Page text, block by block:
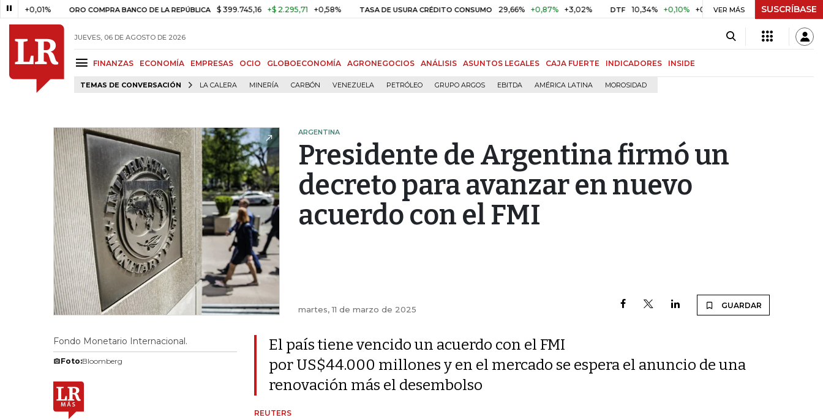
ORO COMPRA BANCO DE LA REPÚBLICA $ 399.745,16 +$ 2.295,71 +0,58% TASA DE USURA CRÉDITO CONSUMO 29,66% +0,87% +3,02% DTF 10,34% +0,10% +0,98% UVR $ 416,86 +$ 0,05
VER MÁS SUSCRÍBASE
JUEVES, 06 DE AGOSTO DE 2026
FINANZAS ECONOMÍA EMPRESAS OCIO GLOBOECONOMÍA AGRONEGOCIOS ANÁLISIS ASUNTOS LEGALES CAJA FUERTE INDICADORES INSIDE
TEMAS DE CONVERSACIÓN LA CALERA MINERÍA CARBÓN VENEZUELA PETRÓLEO GRUPO ARGOS EBITDA AMÉRICA LATINA MOROSIDAD
ARGENTINA
Presidente de Argentina firmó un
decreto para avanzar en nuevo
acuerdo con el FMI
martes, 11 de marzo de 2025 GUARDAR
Fondo Monetario Internacional.
Foto:Bloomberg
El país tiene vencido un acuerdo con el FMI
por US$44.000 millones y en el mercado se espera el anuncio de una
renovación más el desembolso
REUTERS